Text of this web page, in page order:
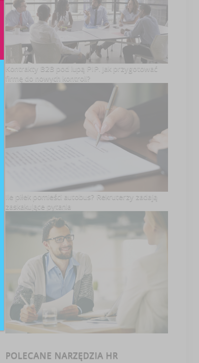
Kontrakty B2B pod lupą PIP. Jak przygotować
firmę do nowych kontroli?
Ile piłek pomieści autobus? Rekruterzy zadają
zaskakujące pytania
POLECANE NARZĘDZIA HR